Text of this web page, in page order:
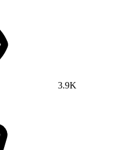
3.9K